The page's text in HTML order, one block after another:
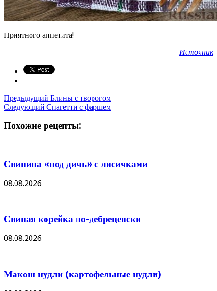
Приятного аппетита!
Источник
Предыдущий Блины с творогом
Следующий Спагетти с фаршем
Похожие рецепты:
Свинина «под дичь» с лисичками
08.08.2026
Свиная корейка по-дебреценски
08.08.2026
Макош нудли (картофельные нудли)